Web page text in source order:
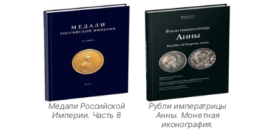
Медали Российской
Империи. Часть 8
Рубли императрицы
Анны. Монетная
иконография.